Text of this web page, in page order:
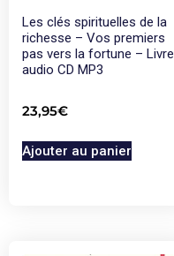
Les clés spirituelles de la
richesse – Vos premiers
pas vers la fortune – Livre
audio CD MP3
23,95€
Ajouter au panier